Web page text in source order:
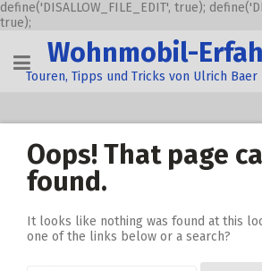
define('DISALLOW_FILE_EDIT', true);
true);
content
Wohnmobil-
Touren, Tipps und Tricks von Ulrich
Oops! That page
found.
It looks like nothing was found at this
one of the links below or a search?